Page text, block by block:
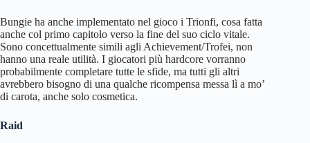
Bungie ha anche implementato nel gioco i Trionfi, cosa fatta
anche col primo capitolo verso la fine del suo ciclo vitale.
Sono concettualmente simili agli Achievement/Trofei, non
hanno una reale utilità. I giocatori più hardcore vorranno
probabilmente completare tutte le sfide, ma tutti gli altri
avrebbero bisogno di una qualche ricompensa messa lì a mo’
di carota, anche solo cosmetica.
Raid